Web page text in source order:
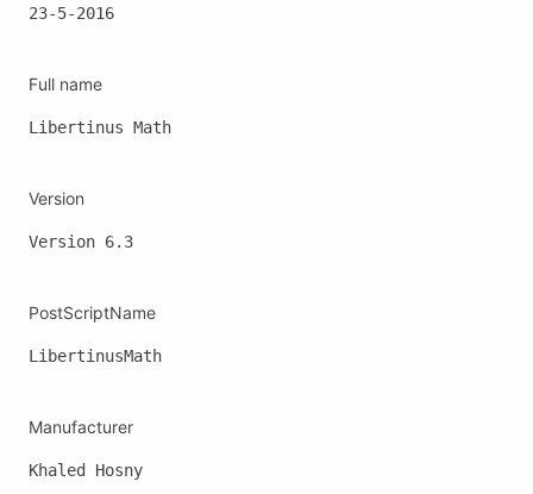
23-5-2016
Full name
Libertinus Math
Version
Version 6.3
PostScriptName
LibertinusMath
Manufacturer
Khaled Hosny